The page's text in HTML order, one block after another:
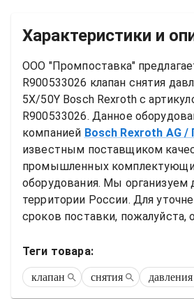
Характеристики и
ООО "Промпоставка"
R900533026 клапан снятия
5X/50Y Bosch Rexroth
R900533026. Данное
компанией Bosch Rexroth AG /
известным поставщиком
промышленных
оборудования. Мы организуем
территории России. Для
сроков поставки, пожалуйста,
Теги товара:
клапан снятия давления